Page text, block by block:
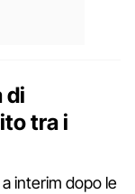
di
tra i
interim dopo le